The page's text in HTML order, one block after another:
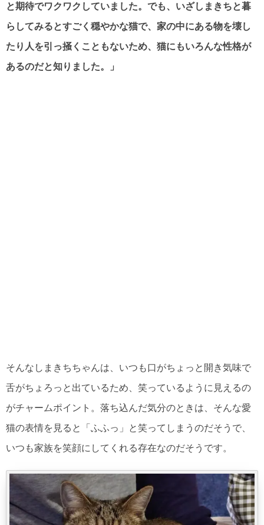
と期待でワクワクしていました。でも、いざしまきちと暮
らしてみるとすごく穏やかな猫で、家の中にある物を壊し
たり人を引っ掻くこともないため、猫にもいろんな性格が
あるのだと知りました。」
そんなしまきちちゃんは、いつも口がちょっと開き気味で
舌がちょろっと出ているため、笑っているように見えるの
がチャームポイント。落ち込んだ気分のときは、そんな愛
猫の表情を見ると「ふふっ」と笑ってしまうのだそうで、
いつも家族を笑顔にしてくれる存在なのだそうです。